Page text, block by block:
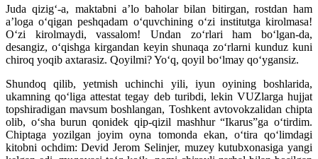
Juda qizig‘-a, maktabni a’lo baholar bilan bitirgan, rostdan ham
a’loga o‘qigan peshqadam o‘quvchining o‘zi institutga kirolmasa!
O‘zi kirolmaydi, vassalom! Undan zo‘rlari ham bo‘lgan-da,
desangiz, o‘qishga kirgandan keyin shunaqa zo‘rlarni kunduz kuni
chiroq yoqib axtarasiz. Qoyilmi? Yo‘q, qoyil bo‘lmay qo‘ygansiz.
Shundoq qilib, yetmish uchinchi yili, iyun oyining boshlarida,
ukamning qo‘liga attestat tegay deb turibdi, lekin VUZlarga hujjat
topshiradigan mavsum boshlangan, Toshkent avtovokzalidan chipta
olib, o‘sha burun qonidek qip-qizil mashhur “Ikarus”ga o‘tirdim.
Chiptaga yozilgan joyim oyna tomonda ekan, o‘tira qo‘limdagi
kitobni ochdim: Devid Jerom Selinjer, muzey kutubxonasiga yangi